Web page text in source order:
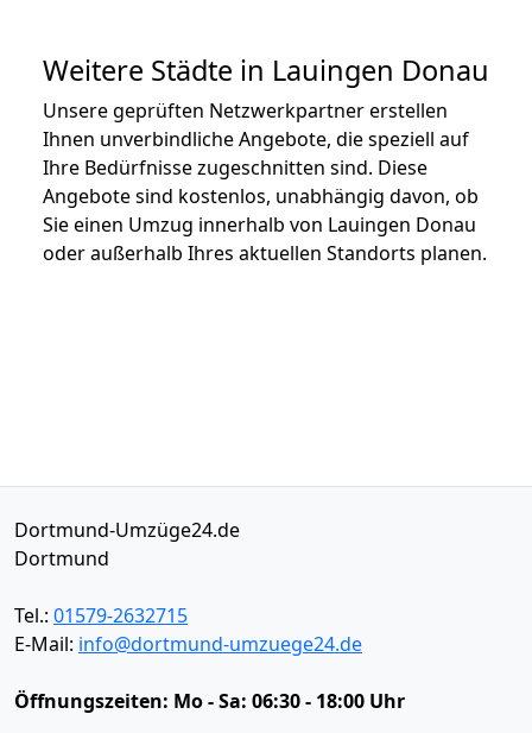
Weitere Städte in Lauingen Donau
Unsere geprüften Netzwerkpartner erstellen
Ihnen unverbindliche Angebote, die speziell auf
Ihre Bedürfnisse zugeschnitten sind. Diese
Angebote sind kostenlos, unabhängig davon, ob
Sie einen Umzug innerhalb von Lauingen Donau
oder außerhalb Ihres aktuellen Standorts planen.
Dortmund-Umzüge24.de
Dortmund
Tel.: 01579-2632715
E-Mail: info@dortmund-umzuege24.de
Öffnungszeiten: Mo - Sa: 06:30 - 18:00 Uhr